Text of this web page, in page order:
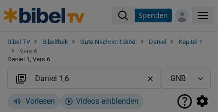
Spenden
Bibel TV Bibelthek Gute Nachricht Bibel Daniel
Kapitel 1
Vers 6
Daniel 1, Vers 6
Vorlesen Videos einblenden